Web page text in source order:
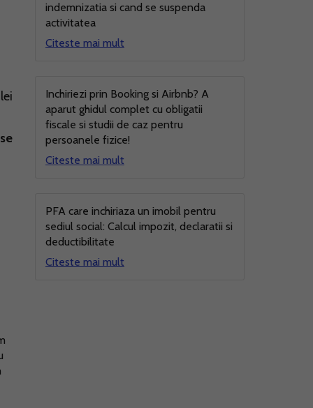
indemnizatia si cand se suspenda
activitatea
Citeste mai mult
Inchiriezi prin Booking si Airbnb? A
aparut ghidul complet cu obligatii
fiscale si studii de caz pentru
persoanele fizice!
Citeste mai mult
PFA care inchiriaza un imobil pentru
sediul social: Calcul impozit, declaratii si
deductibilitate
Citeste mai mult